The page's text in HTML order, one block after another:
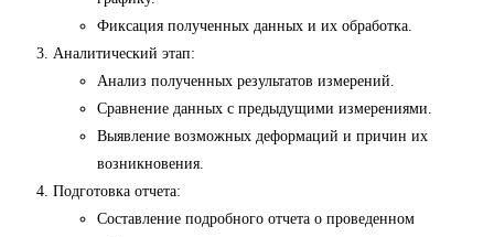
Фиксация полученных данных и их обработка.
Аналитический этап:
Анализ полученных результатов измерений.
Сравнение данных с предыдущими измерениями.
Выявление возможных деформаций и причин их
возникновения.
Подготовка отчета:
Составление подробного отчета о проведенном